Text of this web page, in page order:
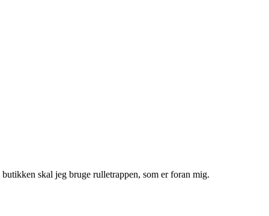
skal jeg bruge rulletrappen, som er foran mig.